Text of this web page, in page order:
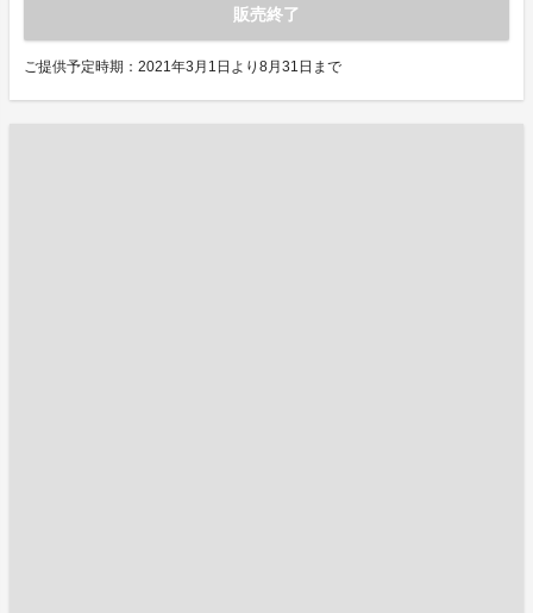
販売終了
ご提供予定時期：2021年3月1日より8月31日まで